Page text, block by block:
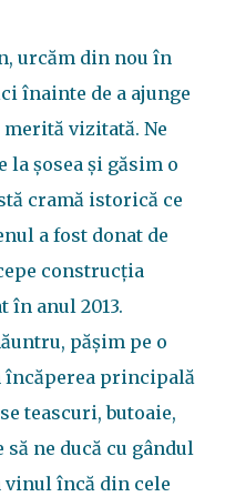
urcăm din nou în
înainte de a ajunge
merită vizitată. Ne
la șosea și găsim o
cramă istorică ce
a fost donat de
construcția
în anul 2013.
pășim pe o
principală
teascuri, butoaie,
ne ducă cu gândul
vinul încă din cele